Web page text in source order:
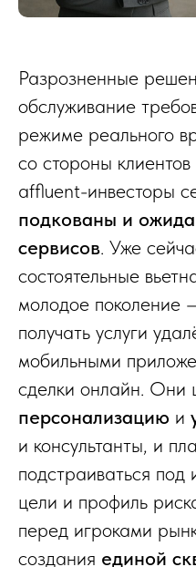
Разрозненные
обслуживание
режиме реального
со стороны
affluent-инвесторы
подкованы и
сервисов. Уже
состоятельные
молодое поколение
получать услуги
мобильными
сделки онлайн. Они
персонализацию и
и консультанты, и
подстраиваться под
цели и профиль
перед игроками
создания единой